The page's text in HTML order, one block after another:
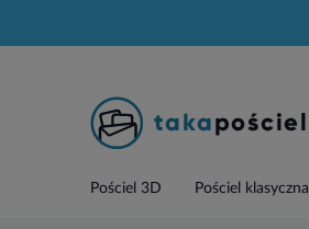
Pościel 3D Pościel klasyczna